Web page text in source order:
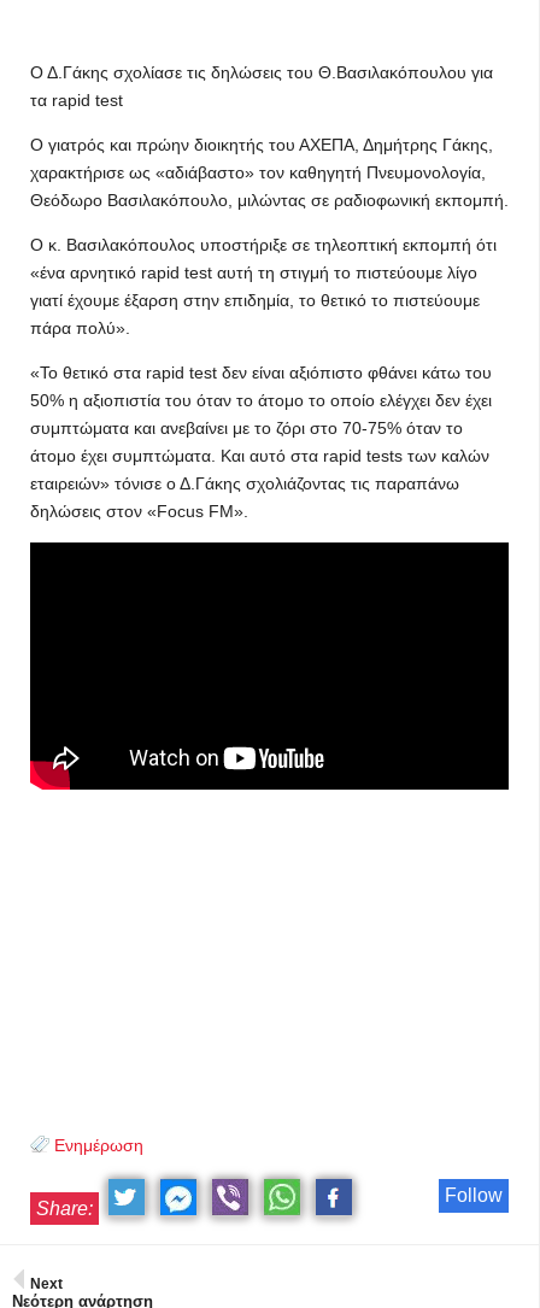
Ο Δ.Γάκης σχολίασε τις δηλώσεις του Θ.Βασιλακόπουλου για
τα rapid test
Ο γιατρός και πρώην διοικητής του ΑΧΕΠΑ, Δημήτρης Γάκης,
χαρακτήρισε ως «αδιάβαστο» τον καθηγητή Πνευμονολογία,
Θεόδωρο Βασιλακόπουλο, μιλώντας σε ραδιοφωνική εκπομπή.
Ο κ. Βασιλακόπουλος υποστήριξε σε τηλεοπτική εκπομπή ότι
«ένα αρνητικό rapid test αυτή τη στιγμή το πιστεύουμε λίγο
γιατί έχουμε έξαρση στην επιδημία, το θετικό το πιστεύουμε
πάρα πολύ».
«Το θετικό στα rapid test δεν είναι αξιόπιστο φθάνει κάτω του
50% η αξιοπιστία του όταν το άτομο το οποίο ελέγχει δεν έχει
συμπτώματα και ανεβαίνει με το ζόρι στο 70-75% όταν το
άτομο έχει συμπτώματα. Και αυτό στα rapid tests των καλών
εταιρειών» τόνισε ο Δ.Γάκης σχολιάζοντας τις παραπάνω
δηλώσεις στον «Focus FM».
Ενημέρωση
Follow
Share:
Next
Νεότερη ανάρτηση